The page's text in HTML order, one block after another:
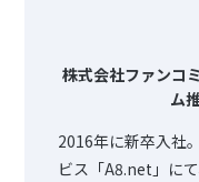
株式会社ファンコ
ム
2016年に新卒入社
ビス「A8.net」に